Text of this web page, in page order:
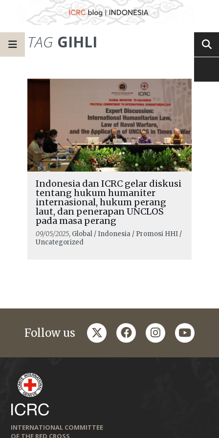
TAG GIHLI
Indonesia dan ICRC gelar diskusi
tentang hukum humaniter
internasional, hukum perang
laut, dan penerapan UNCLOS
pada masa perang
09/05/2025, Global / Indonesia / Promosi HHI /
Uncategorized
Follow us twitterfacebookinstagramyoutube
INTERNATIONAL COMMITTEE
OF THE RED CROSS